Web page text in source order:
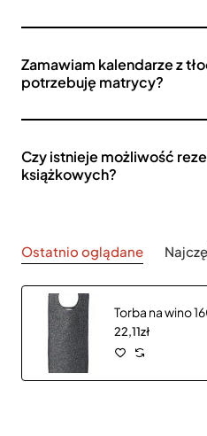
Zamawiam kalendarze z
potrzebuję matrycy?
Czy istnieje możliwość
książkowych?
Ostatnio oglądane
Torba na wino
22,11zł